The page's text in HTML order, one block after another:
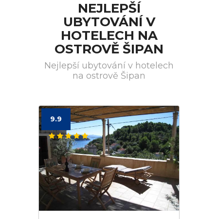
NEJLEPŠÍ
UBYTOVÁNÍ V
HOTELECH NA
OSTROVĚ ŠIPAN
Nejlepší ubytování v hotelech
na ostrově Šipan
9.9